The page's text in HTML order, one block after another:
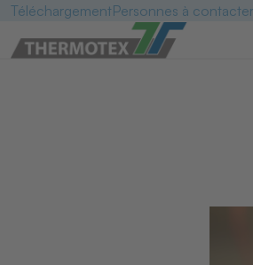
TéléchargementPersonnes à contacter